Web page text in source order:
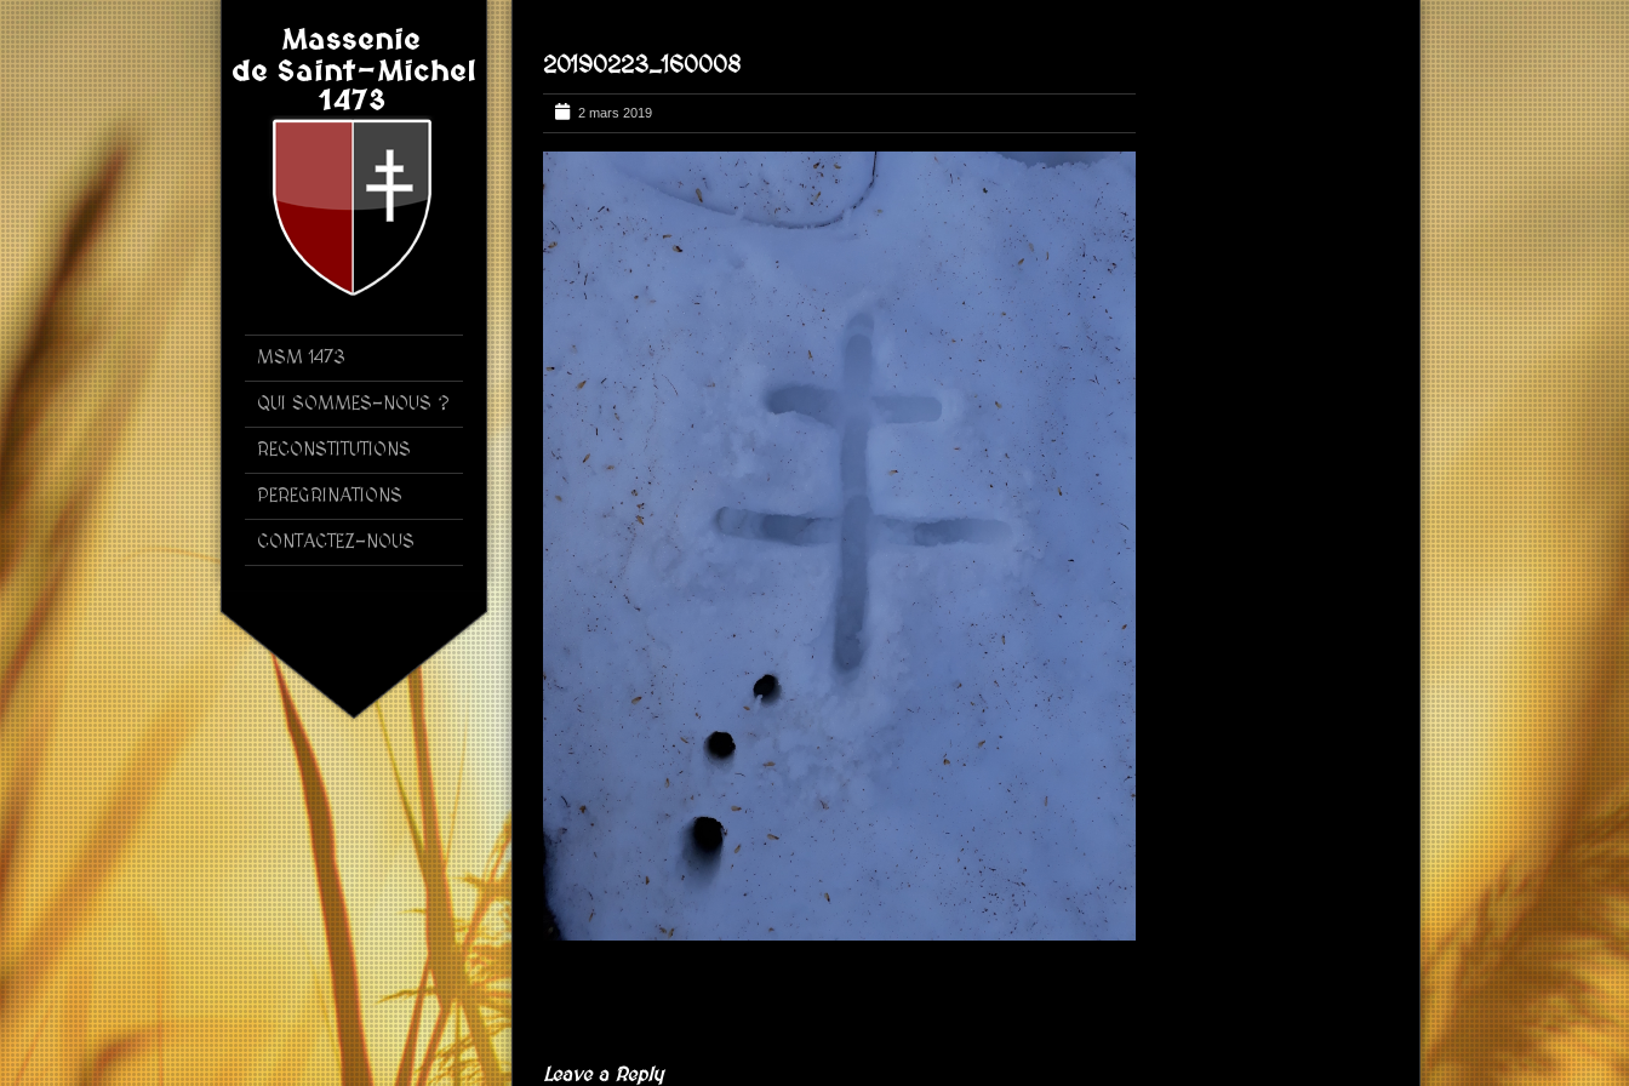
MSM 1473
QUI SOMMES-NOUS ?
RECONSTITUTIONS
PEREGRINATIONS
CONTACTEZ-NOUS
20190223_160008
2 mars 2019
Leave a Reply